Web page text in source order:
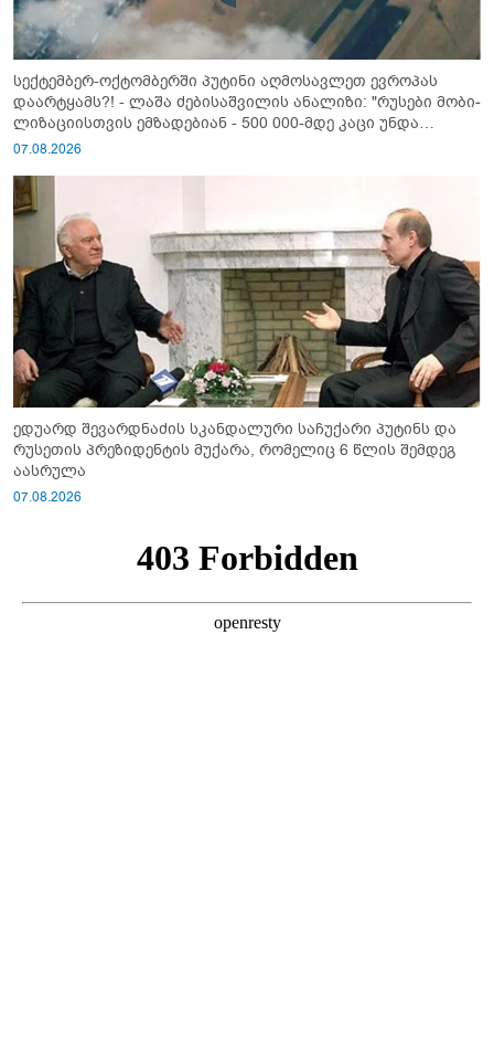
სექტემბერ-ოქტომბერში პუტინი აღმოსავლეთ ევროპას
დაარტყამს?! - ლაშა ძებისაშვილის ანალიზი: "რუსები მობი­
ლიზაციისთვის ემზადებიან - 500 000-მდე კაცი უნდა
გაიწვიონ ომში"
07.08.2026
ედუარდ შევარდნაძის სკანდალური საჩუქარი პუტინს და
რუსეთის პრეზიდენტის მუქარა, რომელიც 6 წლის შემდეგ
აასრულა
07.08.2026